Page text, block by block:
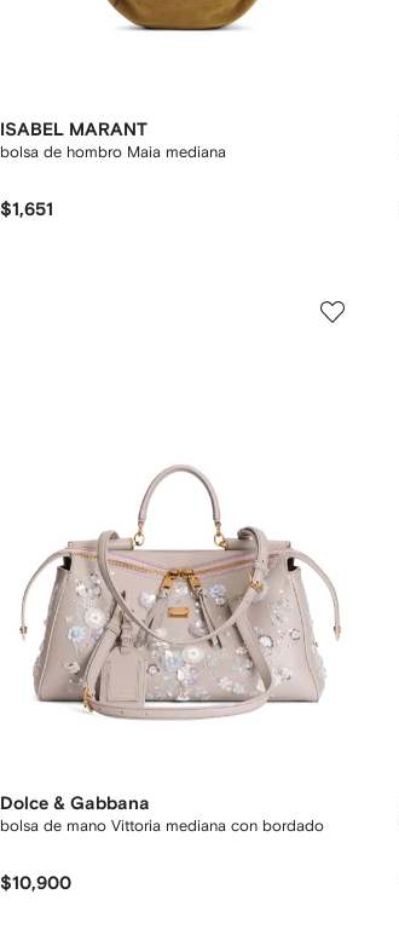
ISABEL MARANT
bolsa de hombro Maia mediana
$1,651
Dolce & Gabbana
bolsa de mano Vittoria mediana con bordado
$10,900